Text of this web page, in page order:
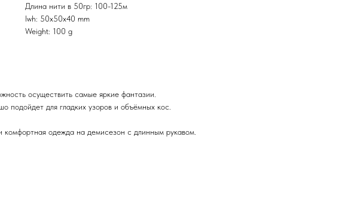
Длина нити в 50гр: 100-125м
lwh: 50x50x40 mm
Weight: 100 g
осуществить самые яркие фантазии.
подойдет для гладких узоров и объёмных кос.
комфортная одежда на демисезон с длинным рукавом.